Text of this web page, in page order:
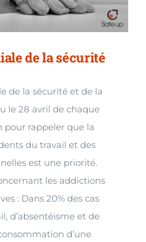
de la sécurité
de la sécurité et de la
le 28 avril de chaque
pour rappeler que la
du travail et des
est une priorité.
les addictions
: Dans 20% des cas
d’absentéisme et de
d’une